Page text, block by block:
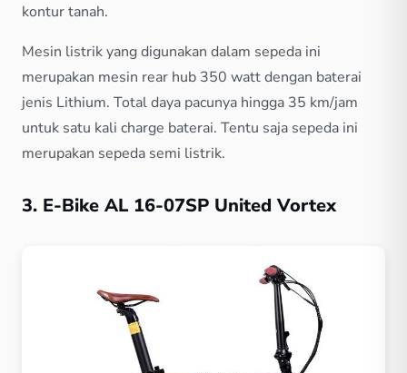
kontur tanah.
Mesin listrik yang digunakan dalam sepeda ini
merupakan mesin rear hub 350 watt dengan baterai
jenis Lithium. Total daya pacunya hingga 35 km/jam
untuk satu kali charge baterai. Tentu saja sepeda ini
merupakan sepeda semi listrik.
3. E-Bike AL 16-07SP United Vortex